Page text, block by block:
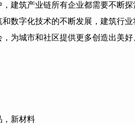
建筑产业链所有企业都需要不断
数字化技术的不断发展，建筑行业
为城市和社区提供更多创造出美好
，新材料